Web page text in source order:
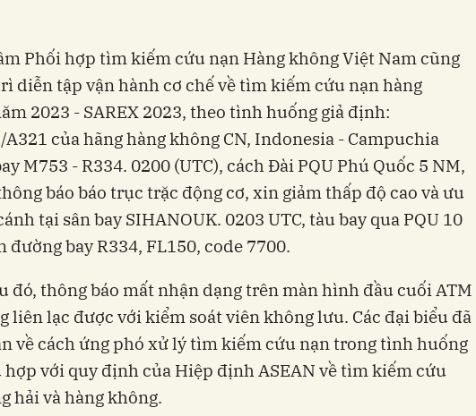
Phối hợp tìm kiếm cứu nạn Hàng không Việt Nam cũng
diễn tập vận hành cơ chế về tìm kiếm cứu nạn hàng
2023 - SAREX 2023, theo tình huống giả định:
A321 của hãng hàng không CN, Indonesia - Campuchia
M753 - R334. 0200 (UTC), cách Đài PQU Phú Quốc 5 NM,
báo báo trục trặc động cơ, xin giảm thấp độ cao và ưu
tại sân bay SIHANOUK. 0203 UTC, tàu bay qua PQU 10
đường bay R334, FL150, code 7700.
đó, thông báo mất nhận dạng trên màn hình đầu cuối ATM
liên lạc được với kiểm soát viên không lưu. Các đại biểu đã
về cách ứng phó xử lý tìm kiếm cứu nạn trong tình huống
hợp với quy định của Hiệp định ASEAN về tìm kiếm cứu
hải và hàng không.